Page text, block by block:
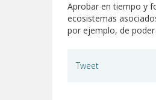
Aprobar en tiempo y
ecosistemas
por ejemplo, de
Tweet